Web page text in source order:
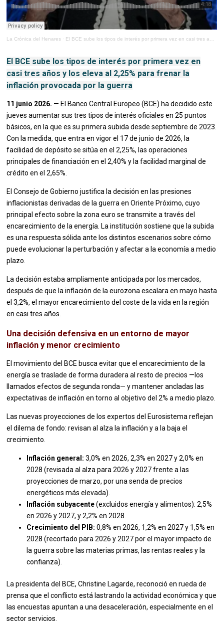
La Crónica del Henares · El BCE sube los tipos de interés por primera vez en casi tres años y los eleva al 2,25%
El BCE sube los tipos de interés por primera vez en
casi tres años y los eleva al 2,25% para frenar la
inflación provocada por la guerra
11 junio 2026. — El Banco Central Europeo (BCE) ha decidido este
jueves aumentar sus tres tipos de interés oficiales en 25 puntos
básicos, en la que es su primera subida desde septiembre de 2023.
Con la medida, que entra en vigor el 17 de junio de 2026, la
facilidad de depósito se sitúa en el 2,25%, las operaciones
principales de financiación en el 2,40% y la facilidad marginal de
crédito en el 2,65%.
El Consejo de Gobierno justifica la decisión en las presiones
inflacionistas derivadas de la guerra en Oriente Próximo, cuyo
principal efecto sobre la zona euro se transmite a través del
encarecimiento de la energía. La institución sostiene que la subida
es una respuesta sólida ante los distintos escenarios sobre cómo
puede evolucionar la perturbación y afectar a la economía a medio
plazo.
La decisión estaba ampliamente anticipada por los mercados,
después de que la inflación de la eurozona escalara en mayo hasta
el 3,2%, el mayor encarecimiento del coste de la vida en la región
en casi tres años.
Una decisión defensiva en un entorno de mayor
inflación y menor crecimiento
El movimiento del BCE busca evitar que el encarecimiento de la
energía se traslade de forma duradera al resto de precios —los
llamados efectos de segunda ronda— y mantener ancladas las
expectativas de inflación en torno al objetivo del 2% a medio plazo.
Las nuevas proyecciones de los expertos del Eurosistema reflejan
el dilema de fondo: revisan al alza la inflación y a la baja el
crecimiento.
Inflación general: 3,0% en 2026, 2,3% en 2027 y 2,0% en
2028 (revisada al alza para 2026 y 2027 frente a las
proyecciones de marzo, por una senda de precios
energéticos más elevada).
Inflación subyacente(excluidos energía y alimentos): 2,5%
en 2026 y 2027, y 2,2% en 2028.
Crecimiento del PIB: 0,8% en 2026, 1,2% en 2027 y 1,5% en
2028 (recortado para 2026 y 2027 por el mayor impacto de
la guerra sobre las materias primas, las rentas reales y la
confianza).
La presidenta del BCE, Christine Lagarde, reconoció en rueda de
prensa que el conflicto está lastrando la actividad económica y que
las encuestas apuntan a una desaceleración, especialmente en el
sector servicios.